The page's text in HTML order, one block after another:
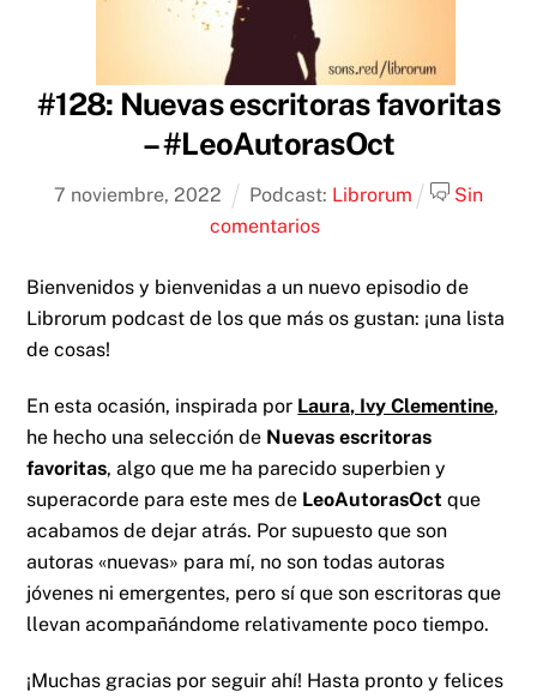
#128: Nuevas escritoras favoritas
– #LeoAutorasOct
7 noviembre,2022 Podcast: Librorum
Sin
comentarios
Bienvenidos y bienvenidas a un nuevo episodio de
Librorum podcast de los que más os gustan: ¡una lista
de cosas!
En esta ocasión, inspirada por Laura, Ivy Clementine,
he hecho una selección de Nuevas escritoras
favoritas, algo que me ha parecido superbien y
superacorde para este mes de LeoAutorasOct que
acabamos de dejar atrás. Por supuesto que son
autoras «nuevas» para mí, no son todas autoras
jóvenes ni emergentes, pero sí que son escritoras que
llevan acompañándome relativamente poco tiempo.
¡Muchas gracias por seguir ahí! Hasta pronto y felices